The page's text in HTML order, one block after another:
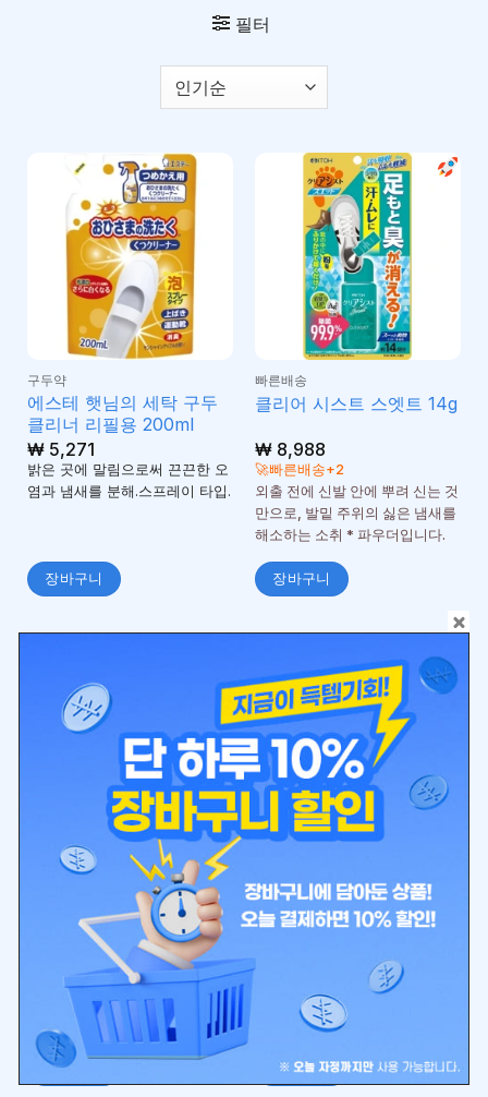
필터
구두약
에스테 햇님의 세탁 구두
클리너 리필용 200ml
₩5,271
밝은 곳에 말림으로써 끈끈한 오
염과 냄새를 분해.스프레이 타입.
장바구니
빠른배송
클리어 시스트 스엣트 14g
₩8,988
🚀빠른배송+2
외출 전에 신발 안에 뿌려 신는 것
만으로, 발밑 주위의 싫은 냄새를
해소하는 소취 * 파우더입니다.
장바구니
보호쿠션/패드
뷰티안 발가락 피트 1켤레
9,933
🚀빠른배송+2
확실히 밀착 전 미끄럼 방지 샌들
뮬에 최적인 발끝용의 미끄럼 방
장바구니
뷰티안 발바닥 피트 1발분
₩9,933
샌들 뮬에 최적인 발바닥용 미끄
럼 방지. 두꺼운 부드러운 젤이 발
바닥 부분에 걸리는 충격을 완화
장바구니